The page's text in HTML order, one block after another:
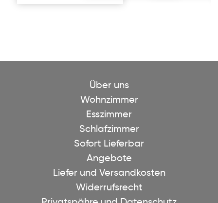
Über uns
Wohnzimmer
Esszimmer
Schlafzimmer
Sofort Lieferbar
Angebote
Liefer und Versandkosten
Widerrufsrecht